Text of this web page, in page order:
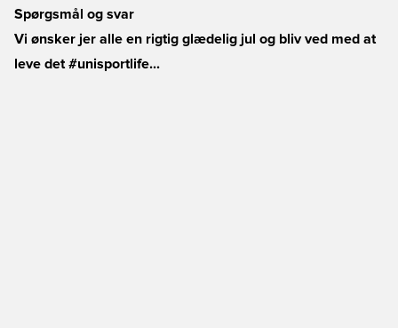
Spørgsmål og svar
Vi ønsker jer alle en rigtig glædelig jul og bliv ved med at
leve det #unisportlife...